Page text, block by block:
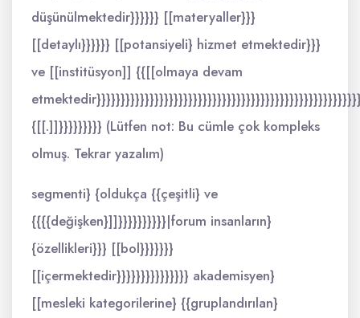
düşünülmektedir}}}}}} [[materyaller}}}
[[detaylı}}}}}} [[potansiyeli} hizmet etmektedir}}}
ve [[institüsyon]] {{[[olmaya devam
{[[.]]}}}}}}}}} (Lütfen not: Bu cümle çok kompleks
olmuş. Tekrar yazalım)
segmenti} {oldukça {{çeşitli} ve
{{{{değişken}]]}}}}}}}}}}|forum insanların}
{özellikleri}}} [[bol}}}}}}}
[[içermektedir}}}}}}}}}}}}}}} akademisyen}
[[mesleki kategorilerine} {{gruplandırılan}